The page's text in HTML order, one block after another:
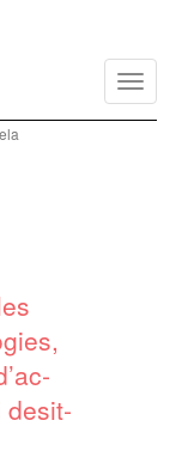
Toggle
desit­